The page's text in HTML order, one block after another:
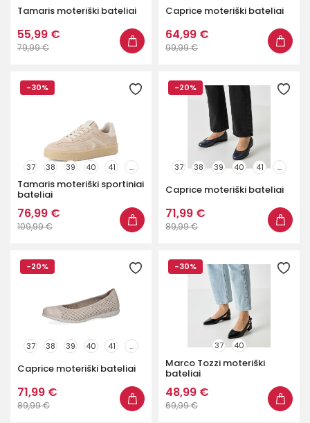
Tamaris moteriški bateliai
55,99 €
79,99 €
Caprice moteriški bateliai
64,99 €
99,99 €
-30%
37 38 39 40 41 ...
Tamaris moteriški sportiniai
bateliai
76,99 €
109,99 €
-20%
37 38 39 40 41 ...
Caprice moteriški bateliai
71,99 €
89,99 €
-20%
37 38 39 40 41 ...
Caprice moteriški bateliai
71,99 €
89,99 €
-30%
37 40
Marco Tozzi moteriški
bateliai
48,99 €
69,99 €